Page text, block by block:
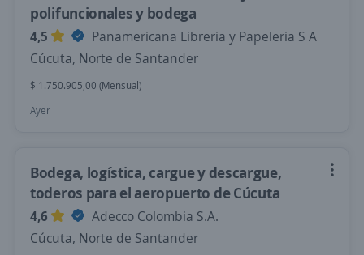
polifuncionales y bodega
4,5
Panamericana Libreria y Papeleria S A
Cúcuta, Norte de Santander
$ 1.750.905,00 (Mensual)
Ayer
Bodega, logística, cargue y descargue,
toderos para el aeropuerto de Cúcuta
4,6
Adecco Colombia S.A.
Cúcuta, Norte de Santander